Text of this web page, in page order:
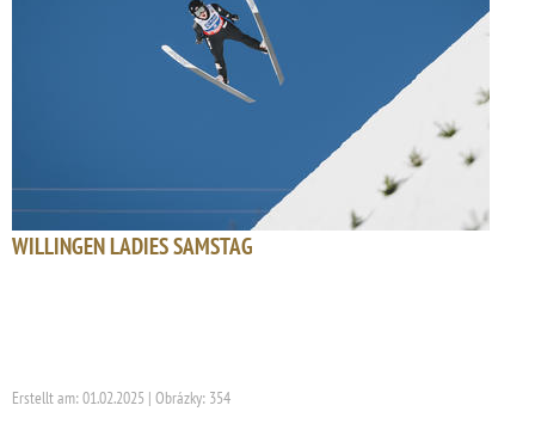
WILLINGEN LADIES SAMSTAG
Erstellt am: 01.02.2025 | Obrázky: 354